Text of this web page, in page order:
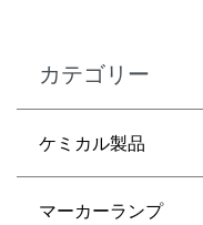
カテゴリー
ケミカル製品
マーカーランプ